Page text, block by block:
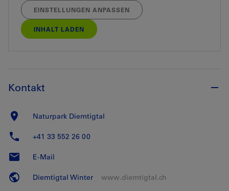
EINSTELLUNGEN ANPASSEN
INHALT LADEN
Kontakt
Naturpark Diemtigtal
+41 33 552 26 00
E-Mail
Diemtigtal Winter www.diemtigtal.ch